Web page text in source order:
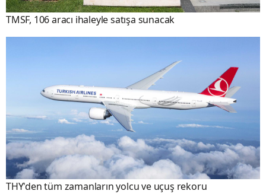
TMSF, 106 aracı ihaleyle satışa sunacak
THY'den tüm zamanların yolcu ve uçuş rekoru